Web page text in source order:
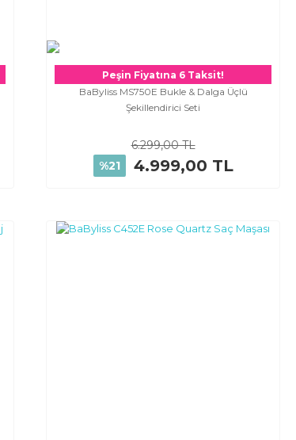
Peşin Fiyatına 6 Taksit!
BaByliss MS750E Bukle & Dalga Üçlü
Şekillendirici Seti
6.299,00 TL
%21
4.999,00 TL